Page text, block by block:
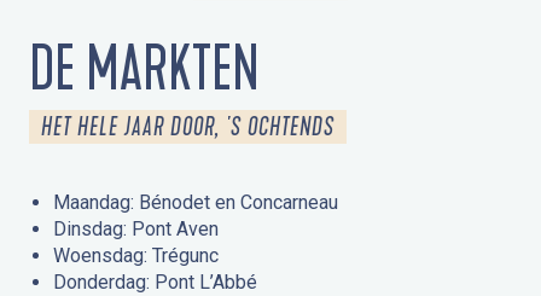
DE MARKTEN
HET HELE JAAR DOOR, 'S OCHTENDS
Maandag: Bénodet en Concarneau
Dinsdag: Pont Aven
Woensdag: Trégunc
Donderdag: Pont L’Abbé